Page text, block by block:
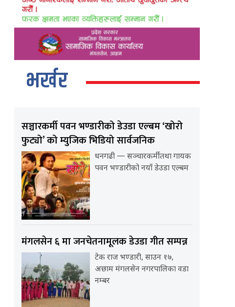
भर्खर
सञ्चारकर्मी पवन भण्डारीको डेउडा एल्बम ‘खोरो
फुट्यो’ को म्युजिक भिडियो सार्वजनिक
धनगढी — सञ्चारकर्मी तथा गायक
पवन भण्डारीको नयाँ डेउडा एल्बम
मंगलसेन ६ मा जनचेतनामूलक डेउडा गीत सम्पन्न
टेक राज भण्डारी, साउन १७,
अछाम मंगलसेन नगरपालिका वडा
नम्बर